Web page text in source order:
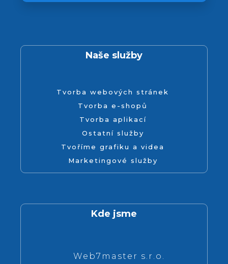
Naše služby
Tvorba webových stránek
Tvorba e-shopů
Tvorba aplikací
Ostatní služby
Tvoříme grafiku a videa
Marketingové služby
Kde jsme
Web7master s.r.o.